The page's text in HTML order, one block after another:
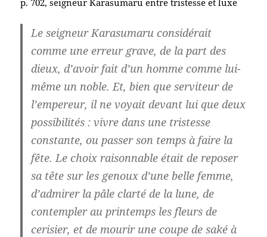
p. 702, seigneur Karasumaru entre tristesse et luxe
Le seigneur Karasumaru considérait
comme une erreur grave, de la part des
dieux, d’avoir fait d’un homme comme lui-
même un noble. Et, bien que serviteur de
l’empereur, il ne voyait devant lui que deux
possibilités : vivre dans une tristesse
constante, ou passer son temps à faire la
fête. Le choix raisonnable était de reposer
sa tête sur les genoux d’une belle femme,
d’admirer la pâle clarté de la lune, de
contempler au printemps les fleurs de
cerisier, et de mourir une coupe de saké à